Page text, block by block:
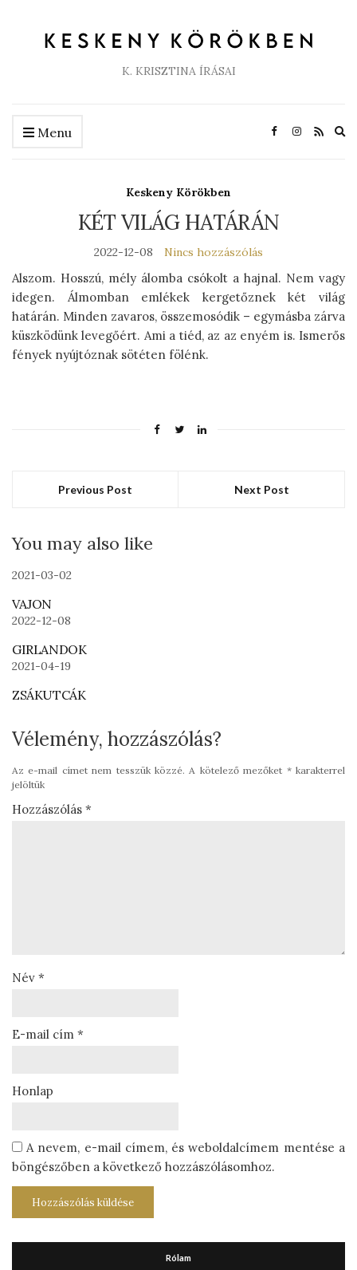
K. KRISZTINA ÍRÁSAI
Menu
Keskeny Körökben
KÉT VILÁG HATÁRÁN
2022-12-08 Nincs hozzászólás
Alszom. Hosszú, mély álomba csókolt a hajnal. Nem vagy
idegen. Álmomban emlékek kergetőznek két világ
határán. Minden zavaros, összemosódik – egymásba zárva
küszködünk levegőért. Ami a tiéd, az az enyém is. Ismerős
fények nyújtóznak sötéten fölénk.
Previous Post Next Post
You may also like
2021-03-02
VAJON
2022-12-08
GIRLANDOK
2021-04-19
ZSÁKUTCÁK
Vélemény, hozzászólás?
Az e-mail címet nem tesszük közzé. A kötelező mezőket *karakterrel
jelöltük
Hozzászólás *
Név *
E-mail cím *
Honlap
A nevem, e-mail címem, és weboldalcímem mentése a
böngészőben a következő hozzászólásomhoz.
Rólam